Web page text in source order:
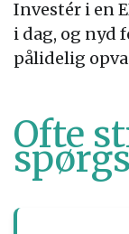
Investér i en
i dag, og nyd
pålidelig
Ofte